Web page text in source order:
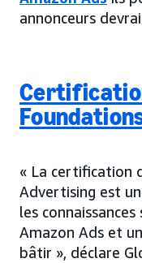
annonceurs
« La certification
Advertising est
les
Amazon Ads et
bâtir », déclare